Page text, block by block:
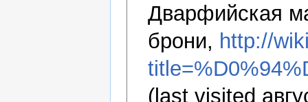
Дварфийская
брони, http://
(last visited